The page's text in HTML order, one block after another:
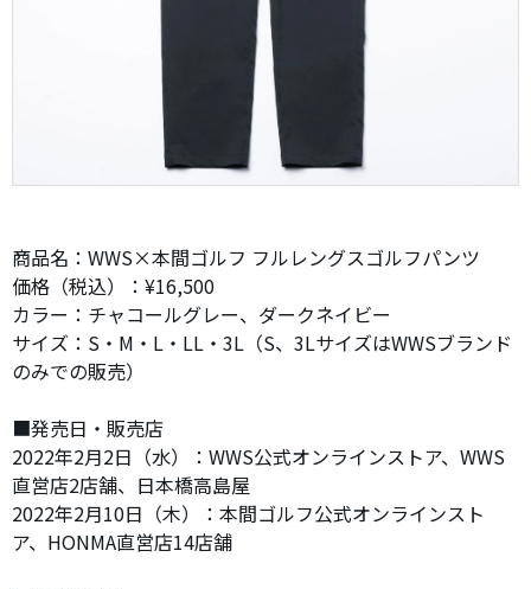
商品名：WWS×本間ゴルフ フルレングスゴルフパンツ
価格（税込）：¥16,500
カラー：チャコールグレー、ダークネイビー
サイズ：S・M・L・LL・3L（S、3LサイズはWWSブランド
のみでの販売）
■発売日・販売店
2022年2月2日（水）：WWS公式オンラインストア、WWS
直営店2店舗、日本橋高島屋
2022年2月10日（木）：本間ゴルフ公式オンラインスト
ア、HONMA直営店14店舗